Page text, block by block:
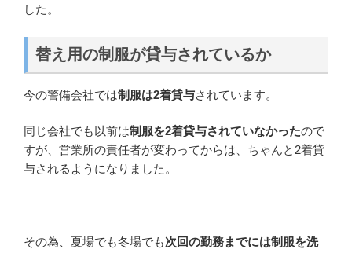
した。
替え用の制服が貸与されているか
今の警備会社では制服は2着貸与されています。
同じ会社でも以前は制服を2着貸与されていなかったので
すが、営業所の責任者が変わってからは、ちゃんと2着貸
与されるようになりました。
その為、夏場でも冬場でも次回の勤務までには制服を洗